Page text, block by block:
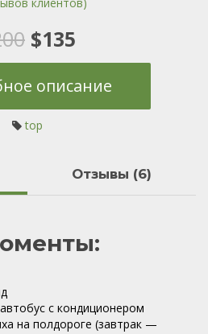
Рейтинг
опросаПервоначальная
цена
составляла
$200.
$135
цена:
$135.
описание
top
Отзывы (6)
с кондиционером
на полдороге (завтрак —